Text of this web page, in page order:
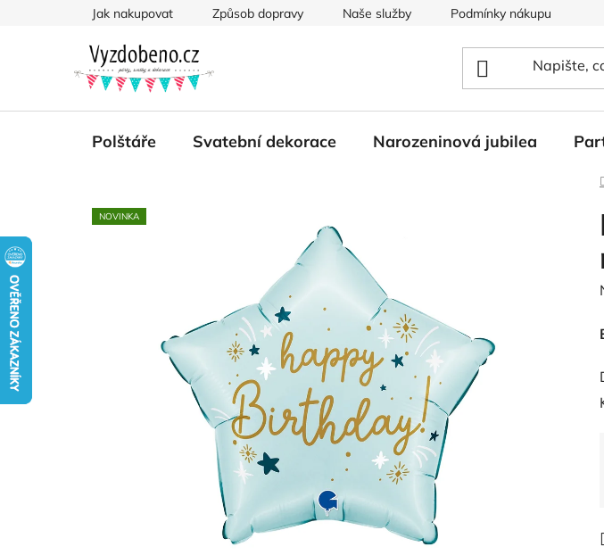
Jak nakupovat Způsob dopravy Naše služby Podmínky nákupu
Polštáře Svatební dekorace Narozeninová jubilea
NOVINKA